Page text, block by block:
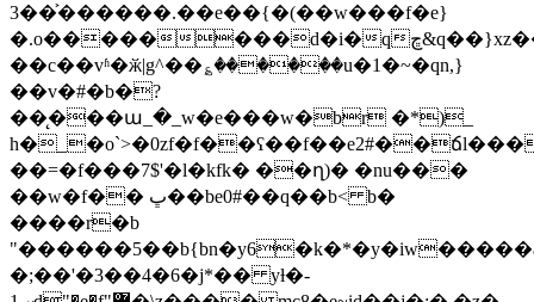
3��͐������.��e��{�(��w���f�e}
�.o��������d�i�qڇ&q��}xz����{)�p�w���x.���}w|f(]���im?
��c��vʱ�ӂ|g^��؏������u�1�~�qn,}
��v�#�b�?
��̨���ա_�_w�e���w�br �*)_
��=�f���7$'�l�kfk� ��ղ)� �nu���
��w�f�� ڀ��be0#��q��b< b�
����r�b
�;��'�3��4�6�j*�� yƚ�-